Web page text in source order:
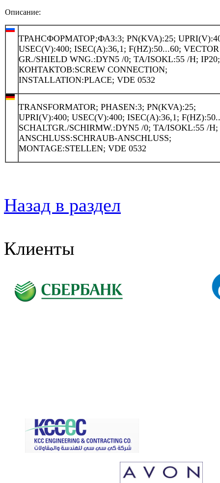
Описание:
ТРАНСФОРМАТОР;ФАЗ:3; PN(KVA):25;
USEC(V):400; ISEC(A):36,1; F(HZ):50...60; VECTOR
GR./SHIELD WNG.:DYN5 /0; TA/ISOKL:55 /H;
КОНТАКТОВ:SCREW CONNECTION;
INSTALLATION:PLACE; VDE 0532
TRANSFORMATOR; PHASEN:3; PN(KVA):25;
UPRI(V):400; USEC(V):400; ISEC(A):36,1;
SCHALTGR./SCHIRMW.:DYN5 /0; TA/ISOKL:55 /H;
ANSCHLUSS:SCHRAUB-ANSCHLUSS;
MONTAGE:STELLEN; VDE 0532
Назад в раздел
Клиенты